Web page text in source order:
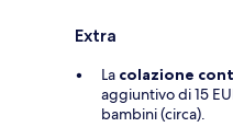
Extra
La colazione
aggiuntivo di 15
bambini (circa).